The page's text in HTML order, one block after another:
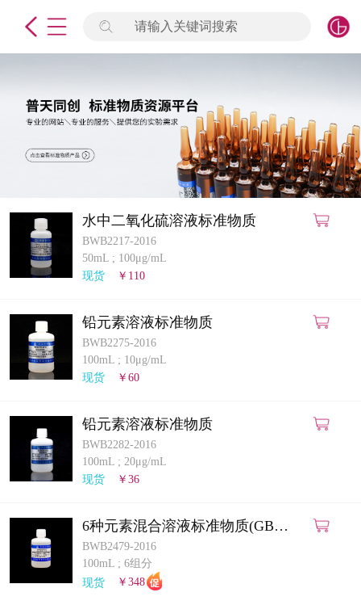
请输入关键词搜索
水中二氧化硫溶液标准物质
BWB2217-2016
50mL ; 100μg/mL
现货
￥110
铅元素溶液标准物质
BWB2275-2016
100mL ; 10μg/mL
现货
￥60
铅元素溶液标准物质
BWB2282-2016
100mL ; 20μg/mL
现货
￥36
6种元素混合溶液标准物质(GB
5009.268-2025)(ICP-MS法)
BWB2479-2016
100mL ; 6组分
现货
￥348
签到
标准物质
产品专项
微生物检测/质控品
定制标物
定制仪器
计量课堂
知识交流
公司主页
购物车
会员中心